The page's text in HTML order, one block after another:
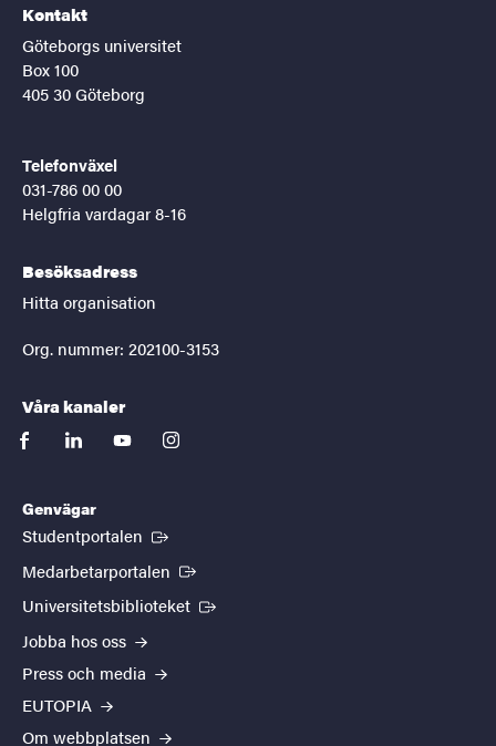
Kontakt
Göteborgs universitet
Box 100
405 30 Göteborg
Telefonväxel
031-786 00 00
Helgfria vardagar 8-16
Besöksadress
Hitta organisation
Org. nummer: 202100-3153
Våra kanaler
facebooklinkedinyoutubeinstagram
Genvägar
Studentportalen (Extern länk)
Medarbetarportalen (Extern länk)
Universitetsbiblioteket (Extern länk)
Jobba hos oss
Press och media
EUTOPIA
Om webbplatsen